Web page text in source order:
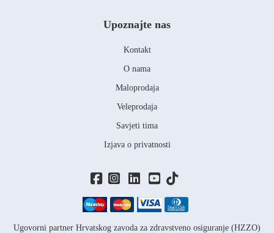
Ugovorni partner Hrvatskog zavoda za zdravstveno osiguranje (HZZO)
Upoznajte nas
Kontakt
O nama
Maloprodaja
Veleprodaja
Savjeti tima
Izjava o privatnosti